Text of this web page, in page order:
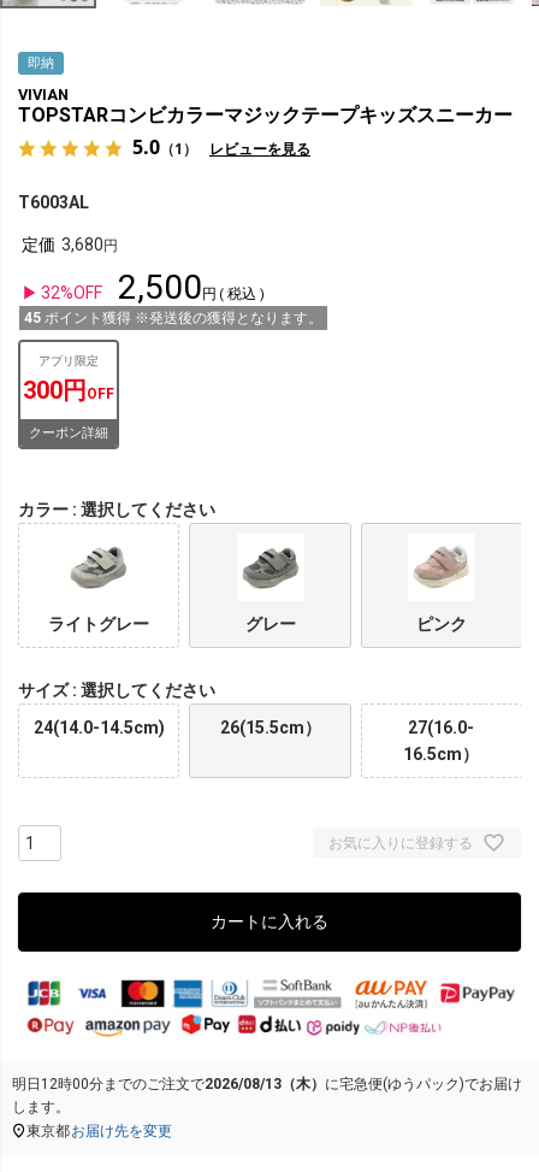
即納
VIVIAN
TOPSTARコンビカラーマジックテープキッズスニーカー
5.0 （1） レビューを見る
T6003AL
定価 3,680
32%OFF 2,500
税込
45 ポイント獲得 ※発送後の獲得となります。
アプリ限定
300円 OFF
クーポン詳細
カラー 選択してください
ライトグレー グレー ピンク
サイズ
選択してください
24(14.0-14.5cm)
26(15.5cm）
27(16.0-
16.5cm）
お気に入りに登録する
カートに入れる
明日 12時00分までのご注文で2026/08/13（木） に宅急便(ゆうパック)でお届け
します。
東京都お届け先を変更